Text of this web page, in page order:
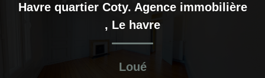
ESTIMATION
Havre quartier Coty. Agence immobilière
, Le havre
Loué